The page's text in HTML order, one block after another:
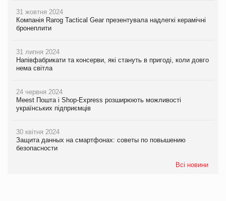
31 жовтня 2024
Компанія Rarog Tactical Gear презентувала надлегкі керамічні
бронеплити
31 липня 2024
Напівфабрикати та консерви, які стануть в пригоді, коли довго
нема світла
24 червня 2024
Meest Пошта і Shop-Express розширюють можливості
українських підприємців
30 квітня 2024
Защита данных на смартфонах: советы по повышению
безопасности
Всі новини